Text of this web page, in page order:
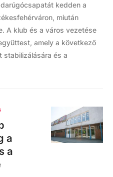
kedden a
miután
A klub és a város vezetése
amely a következő
stabilizálására és a
a
a